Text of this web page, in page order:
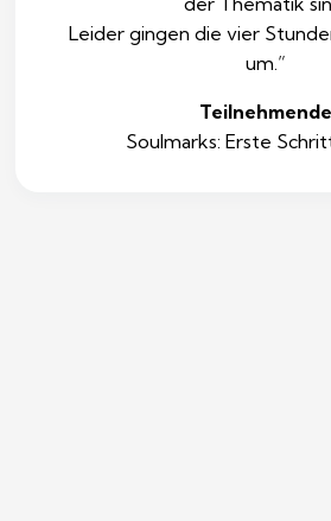
Leider gingen die vier
um.”
Teilnehmende
Soulmarks: Erste